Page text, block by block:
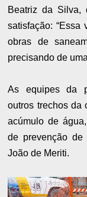
Beatriz da Silva,
satisfação:
obras de
precisando de
As equipes da
outros trechos da
acúmulo de
de prevenção de
João de Meriti.